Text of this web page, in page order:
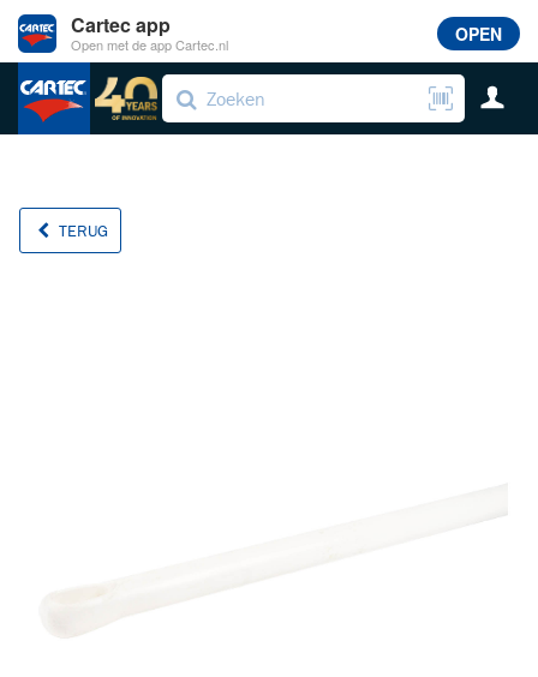
TERUG
Cartec app
Open met de app Cartec.nl OPEN